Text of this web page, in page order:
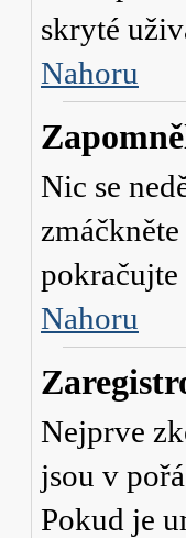
skryté
Nahoru
Nic se
pokračujte
Nahoru
Nejprve
jsou v
Pokud je